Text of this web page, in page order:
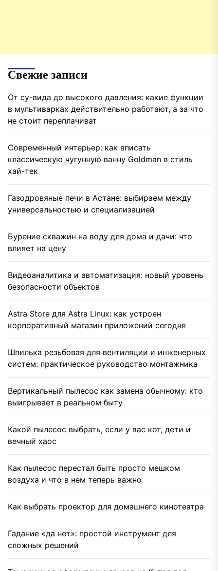
Свежие записи
От су-вида до высокого давления: какие функции
в мультиварках действительно работают, а за что
не стоит переплачиват
Современный интерьер: как вписать
классическую чугунную ванну Goldman в стиль
хай-тек
Газодровяные печи в Астане: выбираем между
универсальностью и специализацией
Бурение скважин на воду для дома и дачи: что
влияет на цену
Видеоаналитика и автоматизация: новый уровень
безопасности объектов
Astra Store для Astra Linux: как устроен
корпоративный магазин приложений сегодня
Шпилька резьбовая для вентиляции и инженерных
систем: практическое руководство монтажника
Вертикальный пылесос как замена обычному: кто
выигрывает в реальном быту
Какой пылесос выбрать, если у вас кот, дети и
вечный хаос
Как пылесос перестал быть просто мешком
воздуха и что в нем теперь важно
Как выбрать проектор для домашнего кинотеатра
Гадание «да нет»: простой инструмент для
сложных решений